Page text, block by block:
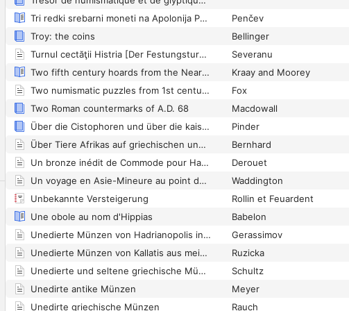
Tri redki srebarni moneti na Apolonija Pontika ot fonda na Nacionalnija Istoriceski Muzej-Sofija
Penčev
Troy: the coins
Bellinger
Turnul cectăţii Histria [Der Festungsturm von Histria],
Severanu
Two fifth century hoards from the Near East
Kraay and Moorey
Two numismatic puzzles from 1st century Sestus
Fox
Two Roman countermarks of A.D. 68
Macdowall
Über die Cistophoren und über die kaiserlichen Silbermedaillons der römischen Provinz Asia: mit acht Kupfertafeln
Pinder
Über Tiere Afrikas auf griechischen und römischen Münzen
Bernhard
Un bronze inédit de Commode pour Hadrianopolis (Thrace)
Derouet
Un voyage en Asie-Mineure au point de vue numismatique
Waddington
Unbekannte Versteigerung
Rollin et Feuardent
Une obole au nom d'Hippias
Babelon
Unedierte Münzen von Hadrianopolis in Thrakien
Gerassimov
Unedierte Münzen von Kallatis aus meiner Sammlung
Ruzicka
Unedierte und seltene griechische Münzen aus Neuerwerbungen des Münzkabinetts
Schultz
Unedirte antike Münzen
Meyer
Unedirte griechische Münzen
Rauch